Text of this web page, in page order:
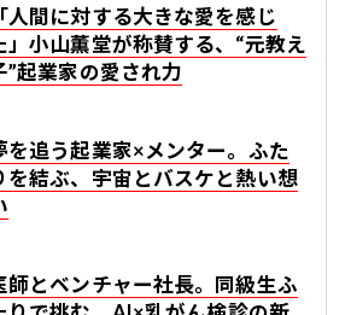
「人間に対する大きな愛を感じ
」小山薫堂が称賛する、“元教え
”起業家の愛され力
を追う起業家×メンター。ふた
を結ぶ、宇宙とバスケと熱い想
師とベンチャー社長。同級生ふ